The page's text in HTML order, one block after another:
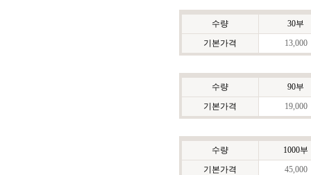
수량
30부
기본가격
13,000
수량
90부
기본가격
19,000
수량
1000부
기본가격
45,000